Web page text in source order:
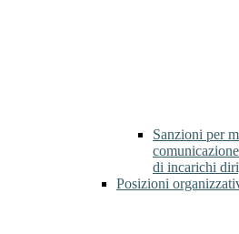
Sanzioni per
di incarichi
Posizioni